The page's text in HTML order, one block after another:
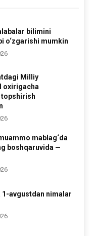
bilimini
o‘zgarishi mumkin
Milliy
oxirigacha
mablag‘da
boshqaruvida —
1-avgustdan nimalar